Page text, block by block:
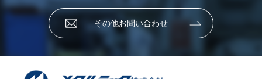
その他お問い合わせ